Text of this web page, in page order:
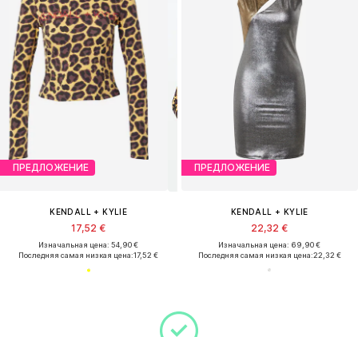
ПРЕДЛОЖЕНИЕ
KENDALL + KYLIE
17,52 €
Изначальная цена: 54,90 €
Последняя самая низкая цена:17,52 €
ПРЕДЛОЖЕНИЕ
KENDALL + KYLIE
22,32 €
Изначальная цена: 69,90 €
Последняя самая низкая цена:22,32 €